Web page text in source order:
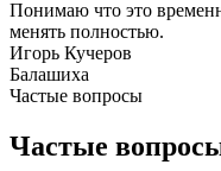
Понимаю что это
менять полностью.
Игорь Кучеров
Балашиха
Частые вопросы
Частые